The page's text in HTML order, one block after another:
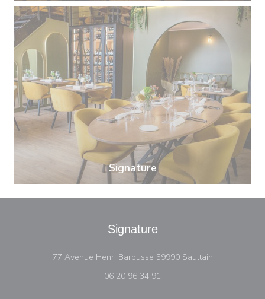
Signature
Signature
77 Avenue Henri Barbusse 59990 Saultain((abre numa
06 20 96 34 91